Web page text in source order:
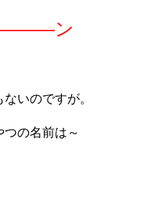
ン
いのですが。
の名前は～